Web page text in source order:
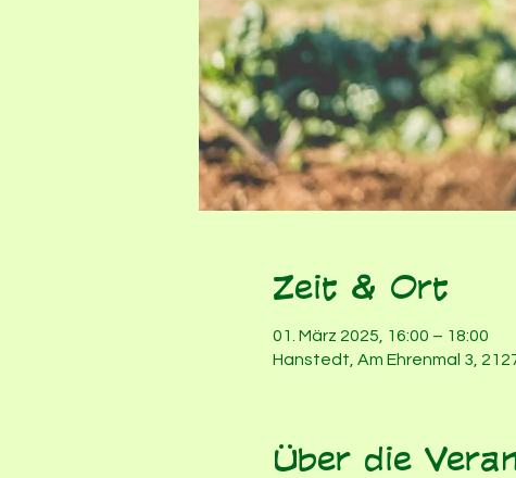
Zeit & Ort
01. März 2025, 16:00 – 18:00
Hanstedt, Am Ehrenmal 3,
Über die